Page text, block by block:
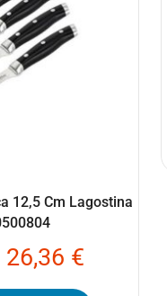
12,5 Cm Lagostina
26,36 €